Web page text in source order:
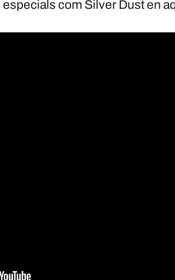
com Silver Dust en